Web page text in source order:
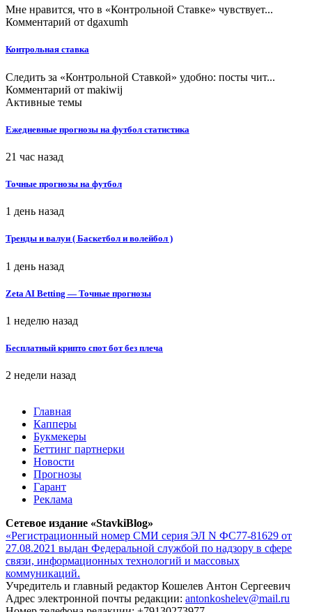
Мне нравится, что в «Контрольной Ставке» чувствует...
Комментарий от dgaxumh
Контрольная ставка
Следить за «Контрольной Ставкой» удобно: посты чит...
Комментарий от makiwij
Активные темы
Ежедневные прогнозы на футбол статистика
21 час назад
Точные прогнозы на футбол
1 день назад
Тренды и валуи ( Баскетбол и волейбол )
1 день назад
Zeta AI Betting — Точные прогнозы
1 неделю назад
Бесплатный крипто спот бот без плеча
2 недели назад
Главная
Капперы
Букмекеры
Беттинг партнерки
Новости
Прогнозы
Гарант
Реклама
Сетевое издание «StavkiBlog»
«Регистрационный номер СМИ серия ЭЛ N ФС77-81629 от
27.08.2021 выдан Федеральной службой по надзору в сфере
связи, информационных технологий и массовых
коммуникаций.
Учредитель и главный редактор Кошелев Антон Сергеевич
Адрес электронной почты редакции: antonkoshelev@mail.ru